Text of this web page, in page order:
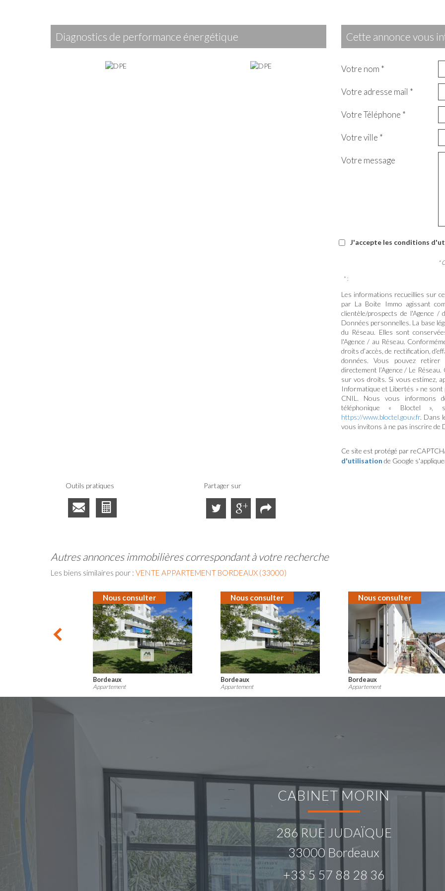
diagnostics de performance énergétique cette annonce vous
Votre nom *
Votre adresse mail *
Votre Téléphone *
Votre ville *
Votre message
J'accepte les conditions
*
* :
Les informations recueillies sur
par La Boite Immo agissant
clientèle/prospects de l'Agence
Données personnelles. La base
du Réseau. Elles sont
l'Agence / au Réseau.
droits d’accès, de rectification,
données. Vous pouvez
directement l’Agence / Le
sur vos droits. Si vous estimez,
Informatique et Libertés » ne
CNIL. Nous vous informons
téléphonique « Bloctel
https://www.bloctel.gouv.fr. Dans
vous invitons à ne pas inscrire de
Ce site est protégé par
d'utilisation de Google
Outils pratiques Partager sur
autres annonces immobilières correspondant à votre recherche
Les biens similaires pour : VENTE APPARTEMENT BORDEAUX (33000)
Nous consulter
Bordeaux
Appartement
Nous consulter
Mérignac
Appartement
Nous consulter
Bordeaux
Appartement
CABINET MORIN
286 RUE JUDAÏQUE
33000 Bordeaux
+33 5 57 88 28 36